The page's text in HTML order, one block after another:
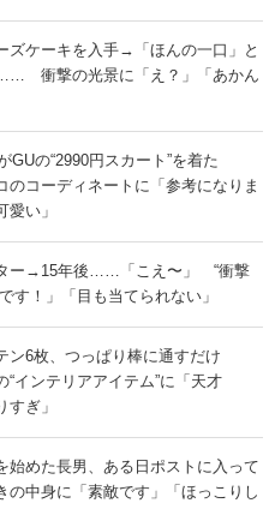
ズケーキを入手→「ほんの一口」と
衝撃の光景に「え？」「あかん
GUの“2990円スカート”を着た
コーディネートに「参考になりま
い」
ー→15年後……「こえ〜」 “衝撃
す！」「目も当てられない」
ン6枚、つっぱり棒に通すだけ
ンテリアアイテム”に「天才
ぎ」
始めた長男、ある日ポストに入って
中身に「素敵です」「ほっこりし